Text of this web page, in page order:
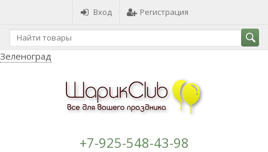
Вход Регистрация
Зеленоград
+7-925-548-43-98